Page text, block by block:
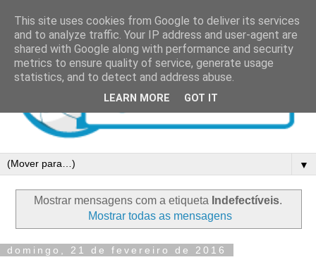
▼
Mostrar mensagens com a etiqueta Indefectíveis.
Mostrar todas as mensagens
domingo, 21 de fevereiro de 2016
This site uses cookies from Google to deliver its services
and to analyze traffic. Your IP address and user-agent are
shared with Google along with performance and security
metrics to ensure quality of service, generate usage
statistics, and to detect and address abuse.
LEARN MORE GOT IT